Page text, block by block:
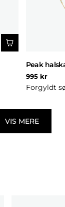
Peak
Normal
pris
995 kr
Forgyldt
VIS MERE